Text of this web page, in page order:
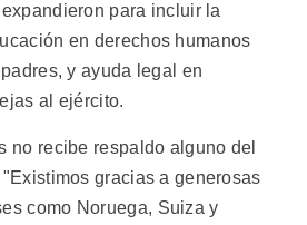
para incluir la
en derechos humanos
y ayuda legal en
al ejército.
no recibe respaldo alguno del
gracias a generosas
como Noruega, Suiza y